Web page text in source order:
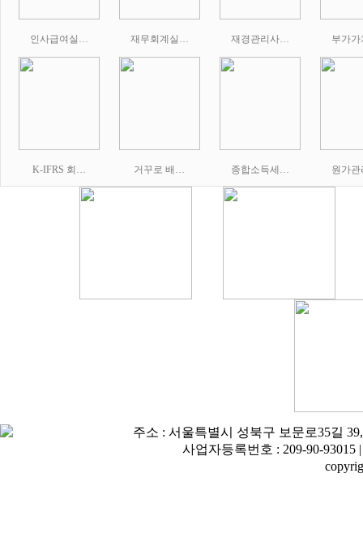
인사급여실… 재무회계실… 재경관리사… 부가
K-IFRS 회… 거꾸로 배… 종합소득세… 원가
주소 : 서울특별시 성북구 보문로35길
사업자등록번호 : 209-90-93015